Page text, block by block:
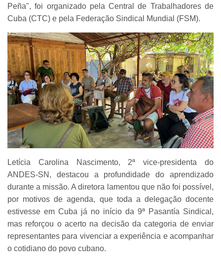
Peña", foi organizado pela Central de Trabalhadores de
Cuba (CTC) e pela Federação Sindical Mundial (FSM).
Letícia Carolina Nascimento, 2ª vice-presidenta do
ANDES-SN, destacou a profundidade do aprendizado
durante a missão. A diretora lamentou que não foi possível,
por motivos de agenda, que toda a delegação docente
estivesse em Cuba já no início da 9ª Pasantía Sindical,
mas reforçou o acerto na decisão da categoria de enviar
representantes para vivenciar a experiência e acompanhar
o cotidiano do povo cubano.